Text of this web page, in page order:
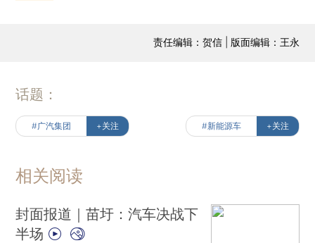
责任编辑：贺信 | 版面编辑：王永
话题：
#广汽集团 +关注 #新能源车 +关注
相关阅读
封面报道｜苗圩：汽车决战下
半场